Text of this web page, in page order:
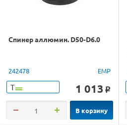
Спинер аллюмин. D50-D6.0
242478 EMP
Т 1 013 o
В корзину